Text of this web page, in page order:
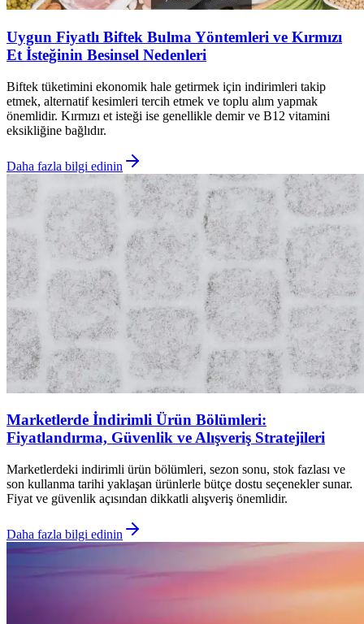
Uygun Fiyatlı Biftek Bulma Yöntemleri ve Kırmızı
Et İsteğinin Besinsel Nedenleri
Biftek tüketimini ekonomik hale getirmek için indirimleri takip
etmek, alternatif kesimleri tercih etmek ve toplu alım yapmak
önemlidir. Kırmızı et isteği ise genellikle demir ve B12 vitamini
eksikliğine bağlıdır.
Daha fazla bilgi edinin
Marketlerde İndirimli Ürün Bölümleri:
Fiyatlandırma, Güvenlik ve Alışveriş Stratejileri
Marketlerdeki indirimli ürün bölümleri, sezon sonu, stok fazlası ve
son kullanma tarihi yaklaşan ürünlerle bütçe dostu seçenekler sunar.
Fiyat ve güvenlik açısından dikkatli alışveriş önemlidir.
Daha fazla bilgi edinin